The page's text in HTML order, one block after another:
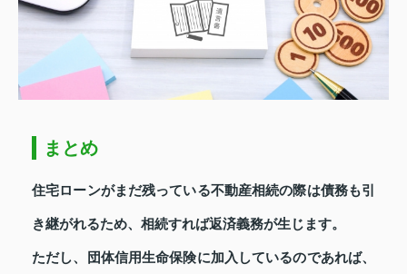
まとめ
住宅ローンがまだ残っている不動産相続の際は債務も引
き継がれるため、相続すれば返済義務が生じます。
ただし、団体信用生命保険に加入しているのであれば、